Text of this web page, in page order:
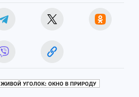
ЖИВОЙ УГОЛОК: ОКНО В ПРИРОДУ